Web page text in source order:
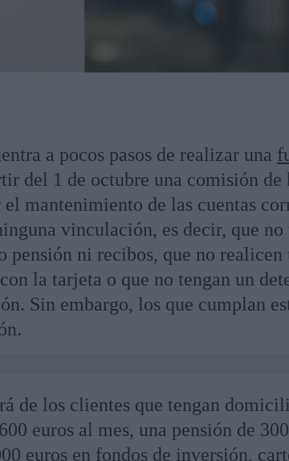
a pocos pasos de realizar una
del 1 de octubre una comisión de
mantenimiento de las cuentas
vinculación, es decir, que no
pensión ni recibos, que no realicen
la tarjeta o que no tengan un
Sin embargo, los que cumplan
de los clientes que tengan
euros al mes, una pensión de
euros en fondos de inversión,